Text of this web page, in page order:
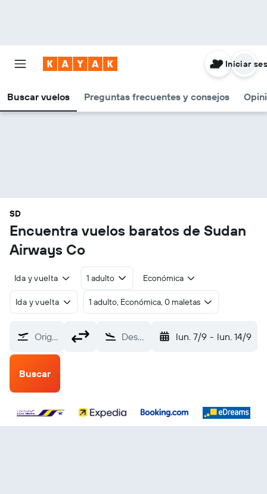
Buscar vuelos Preguntas frecuentes y consejos
Iniciar
SD
Encuentra vuelos baratos de Sudan
Airways Co
Ida y vuelta 1 adulto Económica
Ida y vuelta 1 adulto, Económica, 0 maletas
Origen Destino lun. 7/9 - lun. 14/9
Buscar